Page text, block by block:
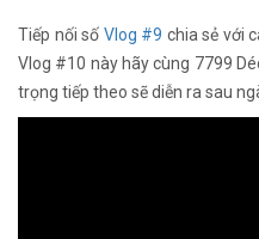
Tiếp nối số Vlog #9 chia sẻ với
Vlog #10 này hãy cùng 7799
trọng tiếp theo sẽ diễn ra sau